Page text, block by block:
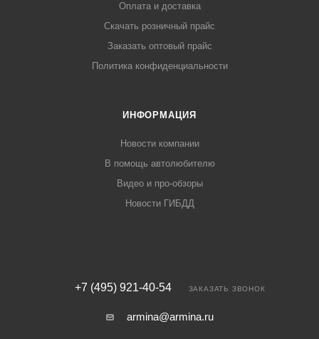
Оплата и доставка
Скачать розничный прайс
Заказать оптовый прайс
Политика конфиденциальности
ИНФОРМАЦИЯ
Новости компании
В помощь автолюбителю
Видео и про-обзоры
Новости ГИБДД
+7 (495) 921-40-54 ЗАКАЗАТЬ ЗВОНОК
armina@armina.ru